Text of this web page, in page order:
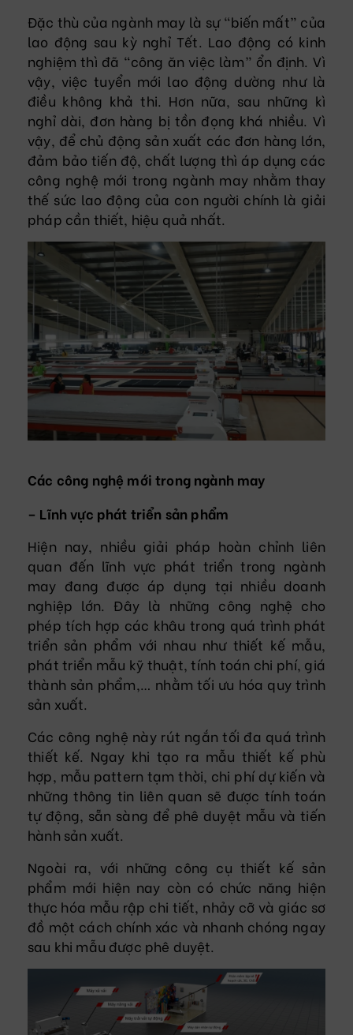
Đặc thù của ngành may là sự “biến mất” của
lao động sau kỳ nghỉ Tết. Lao động có kinh
nghiệm thì đã “công ăn việc làm” ổn định. Vì
vậy, việc tuyển mới lao động dường như là
điều không khả thi. Hơn nữa, sau những kì
nghỉ dài, đơn hàng bị tồn đọng khá nhiều. Vì
vậy, để chủ động sản xuất các đơn hàng lớn,
đảm bảo tiến độ, chất lượng thì áp dụng các
công nghệ mới trong ngành may nhằm thay
thế sức lao động của con người chính là giải
pháp cần thiết, hiệu quả nhất.
Các công nghệ mới trong ngành may
– Lĩnh vực phát triển sản phẩm
Hiện nay, nhiều giải pháp hoàn chỉnh liên
quan đến lĩnh vực phát triển trong ngành
may đang được áp dụng tại nhiều doanh
nghiệp lớn. Đây là những công nghệ cho
phép tích hợp các khâu trong quá trình phát
triển sản phẩm với nhau như thiết kế mẫu,
phát triển mẫu kỹ thuật, tính toán chi phí, giá
thành sản phẩm,… nhằm tối ưu hóa quy trình
sản xuất.
Các công nghệ này rút ngắn tối đa quá trình
thiết kế. Ngay khi tạo ra mẫu thiết kế phù
hợp, mẫu pattern tạm thời, chi phí dự kiến và
những thông tin liên quan sẽ được tính toán
tự động, sẵn sàng để phê duyệt mẫu và tiến
hành sản xuất.
Ngoài ra, với những công cụ thiết kế sản
phẩm mới hiện nay còn có chức năng hiện
thực hóa mẫu rập chi tiết, nhảy cỡ và giác sơ
đồ một cách chính xác và nhanh chóng ngay
sau khi mẫu được phê duyệt.